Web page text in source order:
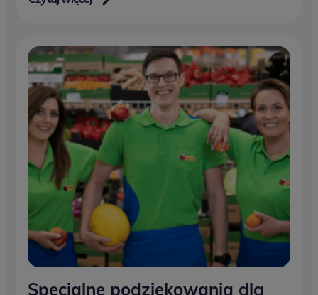
Specjalne podziękowania dla